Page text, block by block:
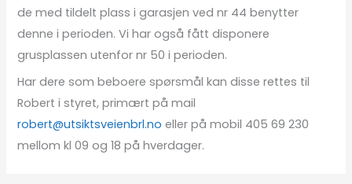
de med tildelt plass i garasjen ved nr 44 benytter
denne i perioden. Vi har også fått disponere
grusplassen utenfor nr 50 i perioden.
Har dere som beboere spørsmål kan disse rettes til
Robert i styret, primært på mail
robert@utsiktsveienbrl.no eller på mobil 405 69 230
mellom kl 09 og 18 på hverdager.